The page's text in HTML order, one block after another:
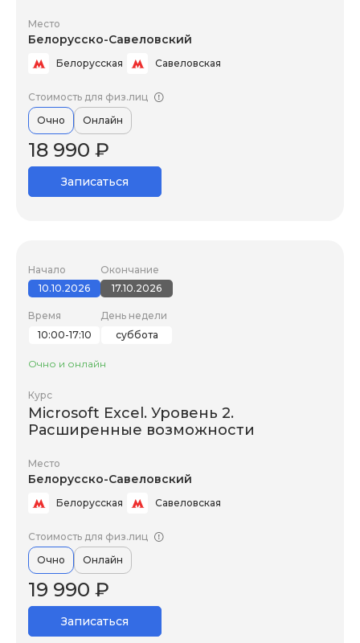
Место
Белорусско-Савеловский
Белорусская Савеловская
Стоимость для физ.лиц
Очно
Онлайн
18 990 ₽
Записаться
Начало
10.10.2026
Окончание
17.10.2026
Время
10:00-17:10
День недели
суббота
Очно и онлайн
Курс
Microsoft Excel. Уровень 2.
Расширенные возможности
Место
Белорусско-Савеловский
Белорусская Савеловская
Стоимость для физ.лиц
Очно
Онлайн
19 990 ₽
Записаться